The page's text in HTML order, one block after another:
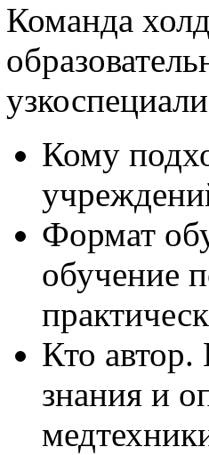
Команда
Кому
Формат
обучение
Кто
знания и